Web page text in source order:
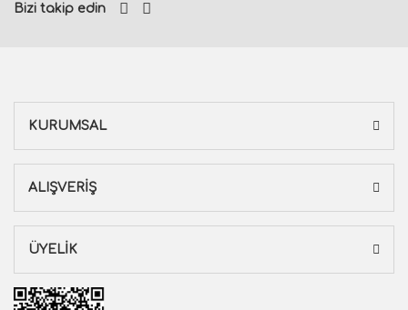
Bizi takip edin
KURUMSAL
ALIŞVERİŞ
ÜYELİK